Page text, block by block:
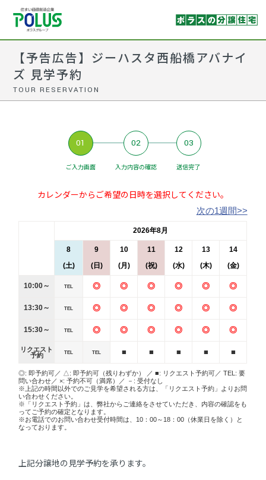
【予告広告】ジーハスタ西船橋アバナイ
ズ 見学予約
TOUR RESERVATION
01
ご入力画面
02
入力内容の確認
03
送信完了
カレンダーからご希望の日時を選択してください。
次の1週間>>
2026年8月
8
(土)
9
(日)
10
(月)
11
(祝)
12
(水)
13
(木)
14
(金)
10:00～ TEL ◎ ◎ ◎ ◎ ◎ ◎
13:30～ TEL ◎ ◎ ◎ ◎ ◎ ◎
15:30～ TEL ◎ ◎ ◎ ◎ ◎ ◎
リクエスト
予約
TEL TEL ■ ■ ■ ■ ■
◎: 即予約可／ △: 即予約可（残りわずか） ／ ■: リクエスト予約可／ TEL: 要
問い合わせ／ ×: 予約不可（満席）／ －: 受付なし
※上記の時間以外でのご見学を希望される方は、「リクエスト予約」よりお問
い合わせください。
※「リクエスト予約」は、弊社からご連絡をさせていただき、内容の確認をも
ってご予約の確定となります。
※お電話でのお問い合わせ受付時間は、10：00～18：00（休業日を除く）と
なっております。
上記分譲地の見学予約を承ります。